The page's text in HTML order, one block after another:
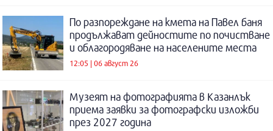
По разпореждане на кмета на Павел баня
продължават дейностите по почистване
и облагородяване на населените места
12:05 | 06 август 26
Музеят на фотографията в Казанлък
приема заявки за фотографски изложби
през 2027 година